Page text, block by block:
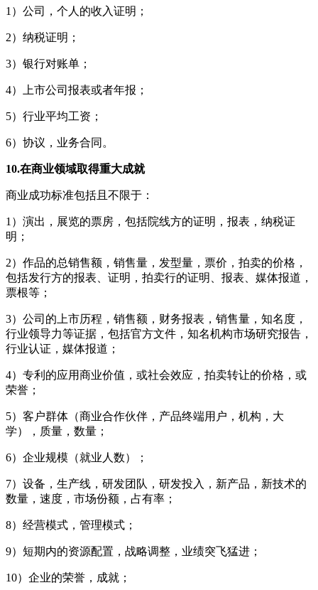
1）公司，个人的收入证明；
2）纳税证明；
3）银行对账单；
4）上市公司报表或者年报；
5）行业平均工资；
6）协议，业务合同。
10.在商业领域取得重大成就
商业成功标准包括且不限于：
1）演出，展览的票房，包括院线方的证明，报表，纳税证
明；
2）作品的总销售额，销售量，发型量，票价，拍卖的价格，
包括发行方的报表、证明，拍卖行的证明、报表、媒体报道，
票根等；
3）公司的上市历程，销售额，财务报表，销售量，知名度，
行业领导力等证据，包括官方文件，知名机构市场研究报告，
行业认证，媒体报道；
4）专利的应用商业价值，或社会效应，拍卖转让的价格，或
荣誉；
5）客户群体（商业合作伙伴，产品终端用户，机构，大
学），质量，数量；
6）企业规模（就业人数）；
7）设备，生产线，研发团队，研发投入，新产品，新技术的
数量，速度，市场份额，占有率；
8）经营模式，管理模式；
9）短期内的资源配置，战略调整，业绩突飞猛进；
10）企业的荣誉，成就；